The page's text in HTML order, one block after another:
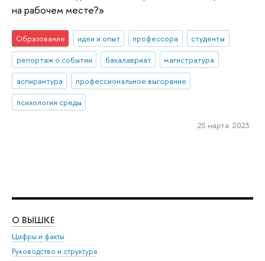
на рабочем месте?»
Образование идеи и опыт профессора
студенты
репортаж о событии
бакалавриат
магистратура
аспирантура
профессиональное выгорание
психология среды
25 марта 2023
О ВЫШКЕ
Цифры и факты
Руководство и структура